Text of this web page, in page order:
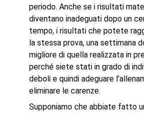
periodo. Anche se i risultati
diventano inadeguati dopo un
tempo, i risultati che potete
la stessa prova, una settimana
migliore di quella realizzata in
perché siete stati in grado di
deboli e quindi adeguare
eliminare le carenze.
Supponiamo che abbiate fatto